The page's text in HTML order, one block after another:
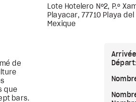
Lote Hotelero Nº2, P.º
Playacar, 77710 Playa del
Mexique
de
que
bars.